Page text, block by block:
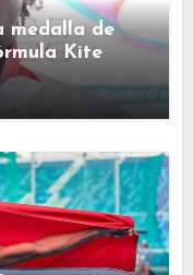
medalla de
Kite